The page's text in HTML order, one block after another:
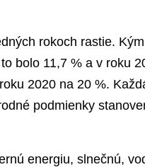
rokoch rastie.
bolo 11,7 % a v roku
2020 na 20 %.
podmienky
energiu, slnečnú,